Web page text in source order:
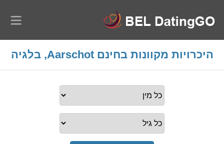
היכרויות מקוונות בחינם Aarschot, בלגיה